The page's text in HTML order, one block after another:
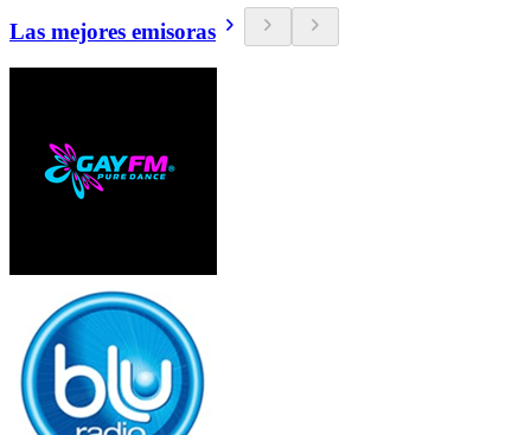
Las mejores emisoras